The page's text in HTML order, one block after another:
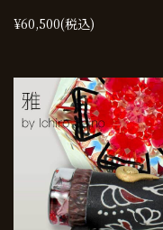
¥60,500(税込)